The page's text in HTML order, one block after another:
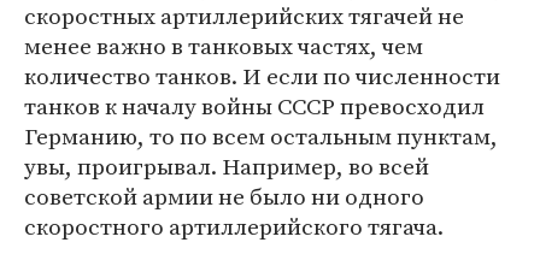
скоростных артиллерийских тягачей не
менее важно в танковых частях, чем
количество танков. И если по численности
танков к началу войны СССР превосходил
Германию, то по всем остальным пунктам,
увы, проигрывал. Например, во всей
советской армии не было ни одного
скоростного артиллерийского тягача.